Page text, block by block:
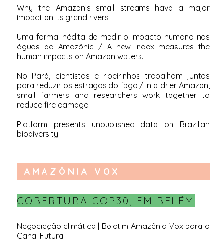
Why the Amazon’s small streams have a major
impact on its grand rivers.
Uma forma inédita de medir o impacto humano nas
águas da Amazônia / A new index measures the
human impacts on Amazon waters.
No Pará, cientistas e ribeirinhos trabalham juntos
para reduzir os estragos do fogo / In a drier Amazon,
small farmers and researchers work together to
reduce fire damage.
Platform presents unpublished data on Brazilian
biodiversity.
AMAZÔNIA VOX
COBERTURA COP30, EM BELÉM
Negociação climática | Boletim Amazônia Vox para o
Canal Futura